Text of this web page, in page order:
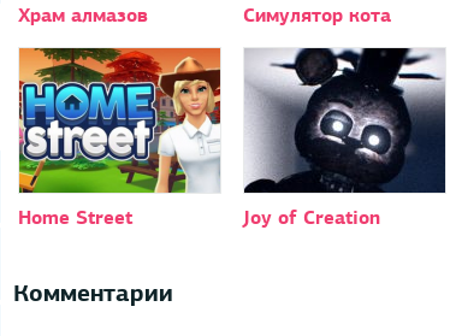
Храм алмазов Симулятор кота
Home Street Joy of Creation
Комментарии